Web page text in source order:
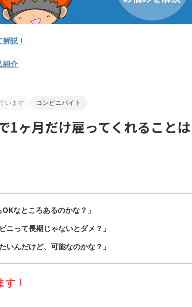
説！
紹介
います コンビニバイト
1ヶ月だけ雇ってくれることは
なところあるのかな？」
ニって長期じゃないとダメ？」
いんだけど、可能なのかな？」
！